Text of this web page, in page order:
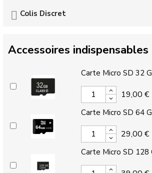
Colis Discret
Accessoires indispensables
Carte Micro SD 32
19,00 €
Carte Micro SD 64
29,00 €
Carte Micro SD 128